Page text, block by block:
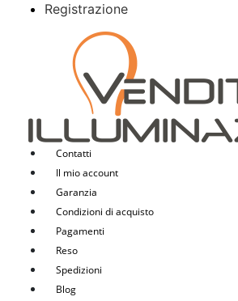
Registrazione
Contatti
Il mio account
Garanzia
Condizioni di acquisto
Pagamenti
Reso
Spedizioni
Blog